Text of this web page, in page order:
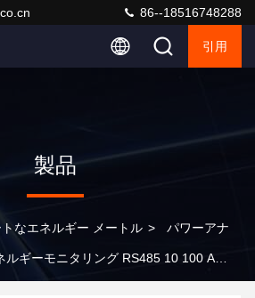
86--18516748288
引用
製品
トなエネルギー メートル > パワーアナ
ルギーモニタリング RS485 10 100 A